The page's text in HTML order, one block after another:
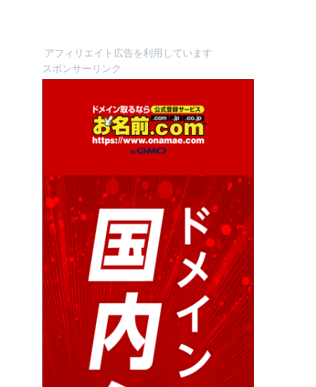
アフィリエイト広告を利用しています
スポンサーリンク